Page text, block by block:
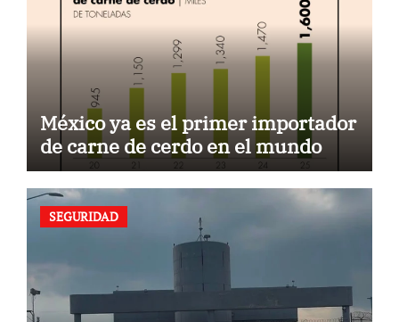
México ya es el primer importador
de carne de cerdo en el mundo
SEGURIDAD